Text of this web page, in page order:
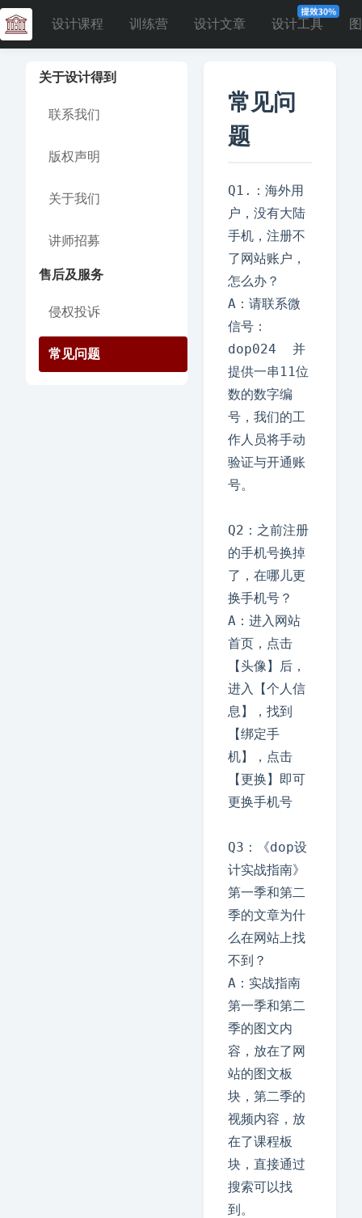
设计课程 训练营 设计文章 设计工具
关于设计得到
联系我们
版权声明
关于我们
讲师招募
售后及服务
侵权投诉
常见问题
常见问
题
Q1.：海外用
户，没有大陆
手机，注册不
了网站账户，
怎么办？
A：请联系微
信号：
dop024  并
提供一串11位
数的数字编
号，我们的工
作人员将手动
验证与开通账
号。
Q2：之前注册
的手机号换掉
了，在哪儿更
换手机号？
A：进入网站
首页，点击
【头像】后，
进入【个人信
息】，找到
【绑定手
机】，点击
【更换】即可
更换手机号
Q3：《dop设
计实战指南》
第一季和第二
季的文章为什
么在网站上找
不到？
A：实战指南
第一季和第二
季的图文内
容，放在了网
站的图文板
块，第二季的
视频内容，放
在了课程板
块，直接通过
搜索可以找
到。